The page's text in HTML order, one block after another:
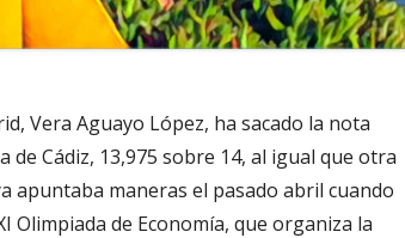
Vera Aguayo López, ha sacado la nota
de Cádiz, 13,975 sobre 14, al igual que otra
apuntaba maneras el pasado abril cuando
Olimpiada de Economía, que organiza la